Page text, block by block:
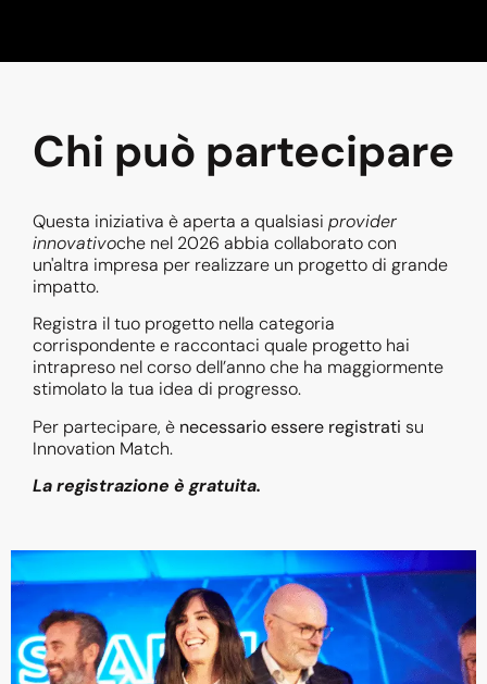
Chi può partecipare
Questa iniziativa è aperta a qualsiasi provider
innovativoche nel 2026 abbia collaborato con
un'altra impresa per realizzare un progetto di grande
impatto.
Registra il tuo progetto nella categoria
corrispondente e raccontaci quale progetto hai
intrapreso nel corso dell’anno che ha maggiormente
stimolato la tua idea di progresso.
Per partecipare, è necessario essere registrati su
Innovation Match.
La registrazione è gratuita.